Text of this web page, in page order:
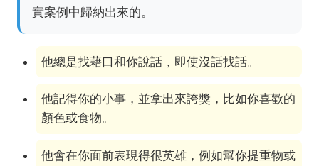
實案例中歸納出來的。
他總是找藉口和你說話，即使沒話找話。
他記得你的小事，並拿出來誇獎，比如你喜歡的
顏色或食物。
他會在你面前表現得很英雄，例如幫你提重物或